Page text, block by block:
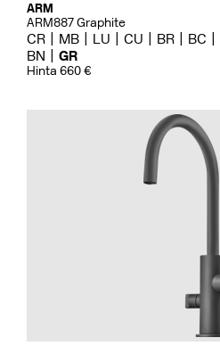
ARM
ARM887 Graphite
CR MB LU CU BR BC
BN
GR
Hinta 660 €